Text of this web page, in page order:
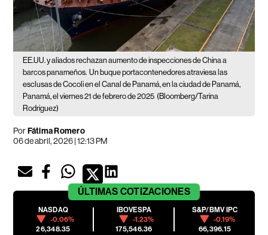
EE.UU. y aliados rechazan aumento de inspecciones de China a
barcos panameños. Un buque portacontenedores atraviesa las
esclusas de Cocoli en el Canal de Panamá, en la ciudad de Panamá,
Panamá, el viernes 21 de febrero de 2025 (Bloomberg/Tarina
Rodriguez)
PorFátima Romero
06 de abril, 2026 | 12:13 PM
ÚLTIMAS COTIZACIONES
NASDAQ
-0.06%
26,348.35
IBOVESPA
-1.23%
175,546.36
S&P/BMV IPC
-0.19%
66,396.15